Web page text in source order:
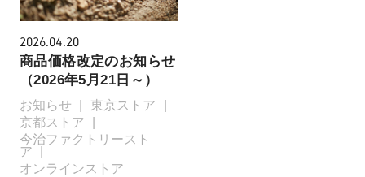
2026.04.20
商品価格改定のお知らせ
（2026年5月21日～）
お知らせ
東京ストア
京都ストア
今治ファクトリースト
ア
オンラインストア